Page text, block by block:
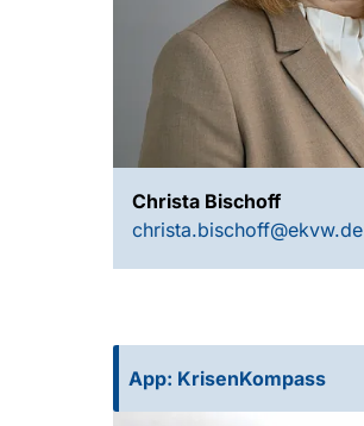
Christa Bischoff
christa.bischoff@ekvw.de
App: KrisenKompass